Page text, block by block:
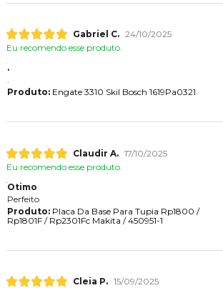
Gabriel C. 24/10/2025
Eu recomendo esse produto.
.
.
Produto:Engate 3310 Skil Bosch 1619Pa0321
Claudir A. 17/10/2025
Eu recomendo esse produto.
Otimo
Perfeito
Produto:Placa Da Base Para Tupia Rp1800 /
Rp1801F / Rp2301Fc Makita / 450951-1
Cleia P. 15/09/2025